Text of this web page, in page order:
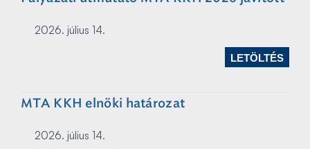
2026. július 14.
LETÖLTÉS
MTA KKH elnöki határozat
2026. július 14.